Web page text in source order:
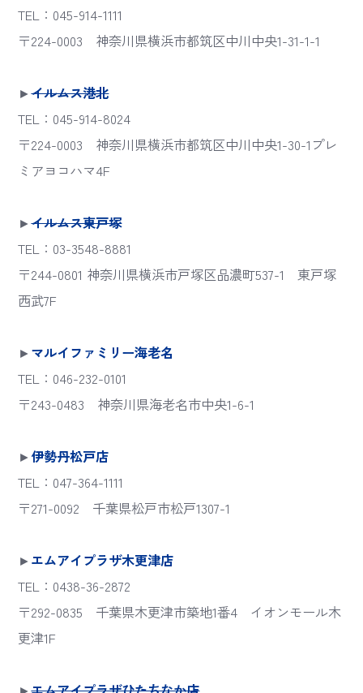
TEL：045-914-1111
〒224-0003 神奈川県横浜市都筑区中川中央1-31-1-1
►イルムス港北
TEL：045-914-8024
〒224-0003 神奈川県横浜市都筑区中川中央1-30-1プレ
ミアヨコハマ4F
►イルムス東戸塚
TEL：03-3548-8881
〒244-0801 神奈川県横浜市戸塚区品濃町537-1 東戸塚
西武7F
► マルイファミリー海老名
TEL：046-232-0101
〒243-0483 神奈川県海老名市中央1-6-1
►伊勢丹松戸店
TEL：047-364-1111
〒271-0092 千葉県松戸市松戸1307-1
► エムアイプラザ木更津店
TEL：0438-36-2872
〒292-0835 千葉県木更津市築地1番4 イオンモール木
更津1F